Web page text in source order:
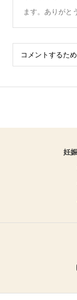
ます。ありがと
コメントするた
妊